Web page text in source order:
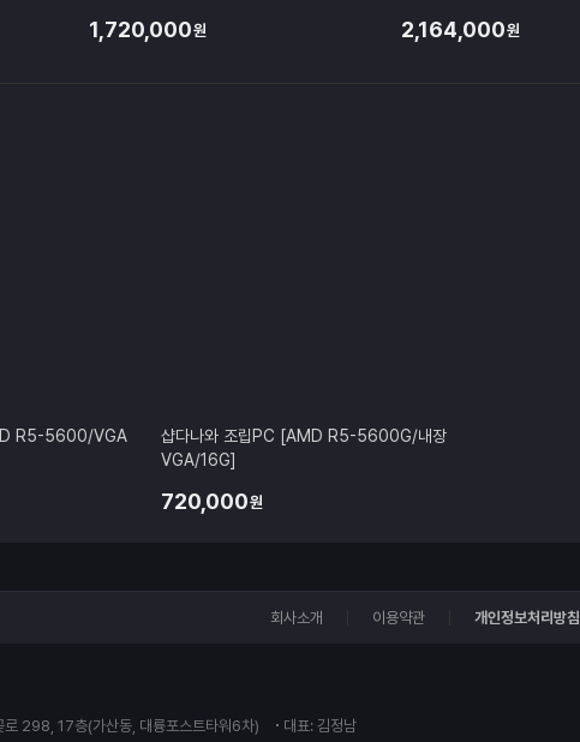
1,720,000원 2,164,000원
R5-5600/VGA
샵다나와 조립PC [AMD R5-5600G/내장
VGA/16G]
720,000원
회사소개 이용약관 개인정보처리방침
298, 17층(가산동, 대륭포스트타워6차)
대표: 김정남